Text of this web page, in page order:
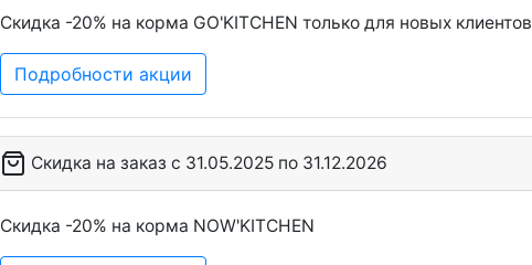
Скидка -20% на корма GO'KITCHEN только для новых клиентов
Подробности акции
Скидка на заказ c 31.05.2025 по 31.12.2026
Скидка -20% на корма NOW'KITCHEN